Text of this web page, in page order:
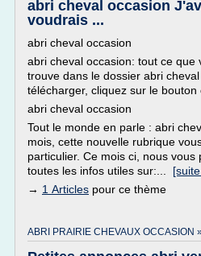
abri cheval occasion
voudrais ...
abri cheval occasion
abri cheval occasion: tout ce que
trouve dans le dossier abri
télécharger, cliquez sur le bouton
abri cheval occasion
Tout le monde en parle : abri
mois, cette nouvelle rubrique
particulier. Ce mois ci, nous
toutes les infos utiles sur:...
→ 1 Articles pour ce thème
ABRI PRAIRIE CHEVAUX OCCASION